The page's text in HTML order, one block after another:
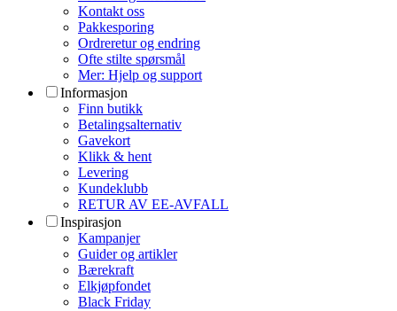
Kontakt oss
Pakkesporing
Ordreretur og endring
Ofte stilte spørsmål
Mer: Hjelp og support
Informasjon
Finn butikk
Betalingsalternativ
Gavekort
Klikk & hent
Levering
Kundeklubb
RETUR AV EE-AVFALL
Inspirasjon
Kampanjer
Guider og artikler
Bærekraft
Elkjøpfondet
Black Friday